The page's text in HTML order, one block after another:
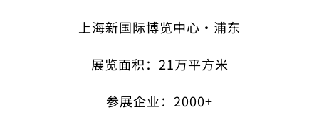
上海新国际博览中心·浦东
展览面积：21万平方米
参展企业：2000+